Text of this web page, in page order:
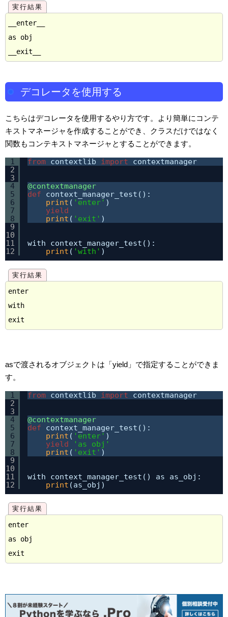
__enter__
as obj
デコレータを使用する
こちらはデコレータを使用するやり方です。より簡単にコンテ
キストマネージャを作成することができ、クラスだけではなく
関数もコンテキストマネージャとすることができます。
1
2
3
4
5
6
7
8
9
10
11
12
from contextlib import contextmanager
@contextmanager
def
context_manager_test():
print ( 'enter' )
yield
print ( 'exit' )
with context_manager_test():
print ( 'with' )
enter
with
asで渡されるオブジェクトは「yield」で指定することができま
す。
1
2
3
4
5
6
7
8
9
10
11
12
from contextlib import contextmanager
@contextmanager
def
context_manager_test():
print ( 'enter' )
yield
'as obj'
print ( 'exit' )
with context_manager_test() as as_obj:
print (as_obj)
enter
as obj